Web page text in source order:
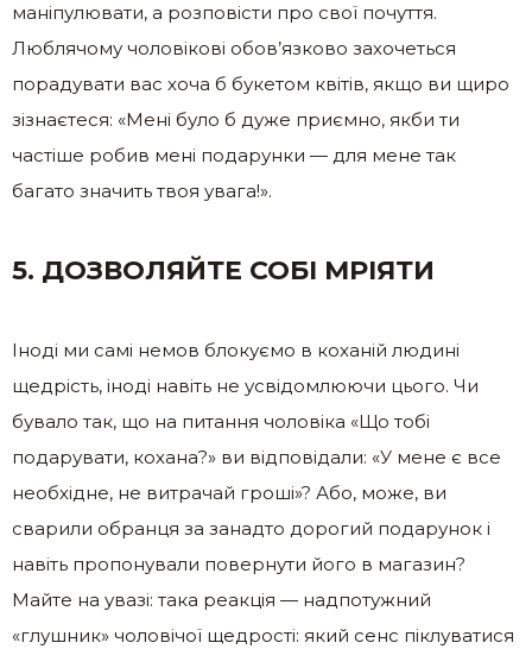
маніпулювати, а розповісти про свої почуття.
Люблячому чоловікові обов’язково захочеться
порадувати вас хоча б букетом квітів, якщо ви щиро
зізнаєтеся: «Мені було б дуже приємно, якби ти
частіше робив мені подарунки — для мене так
багато значить твоя увага!».
5. ДОЗВОЛЯЙТЕ СОБІ МРІЯТИ
Іноді ми самі немов блокуємо в коханій людині
щедрість, іноді навіть не усвідомлюючи цього. Чи
бувало так, що на питання чоловіка «Що тобі
подарувати, кохана?» ви відповідали: «У мене є все
необхідне, не витрачай гроші»? Або, може, ви
сварили обранця за занадто дорогий подарунок і
навіть пропонували повернути його в магазин?
Майте на увазі: така реакція — надпотужний
«глушник» чоловічої щедрості: який сенс піклуватися